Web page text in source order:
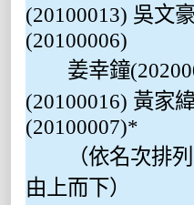
(20100013) 吳文
(20100006)
姜幸鐘
(20100016) 黃家
(20100007)*
（依名次排列
由上而下）